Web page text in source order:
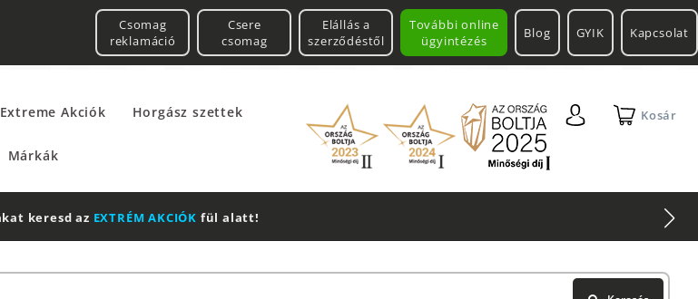
További online
ügyintézés
Csomag
reklamáció
Csere
csomag
Elállás a
szerződéstől
Blog GYIK Kapcsolat
Extreme Akciók Horgász szettek
Márkák
Kosár
2 db Shimano Aero Technium +